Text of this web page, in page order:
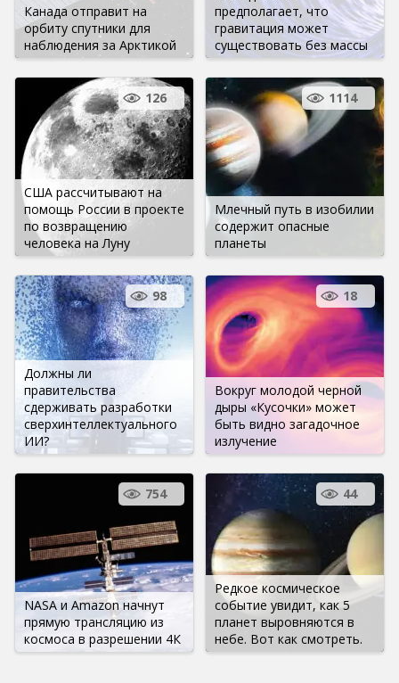
Канада отправит на
орбиту спутники для
наблюдения за Арктикой
предполагает, что
гравитация может
существовать без массы
США рассчитывают на
помощь России в проекте
по возвращению
человека на Луну
126
Млечный путь в изобилии
содержит опасные
планеты
1114
Должны ли
правительства
сдерживать разработки
сверхинтеллектуального
ИИ?
98
Вокруг молодой черной
дыры «Кусочки» может
быть видно загадочное
излучение
18
NASA и Amazon начнут
прямую трансляцию из
космоса в разрешении 4К
754
Редкое космическое
событие увидит, как 5
планет выровняются в
небе. Вот как смотреть.
44